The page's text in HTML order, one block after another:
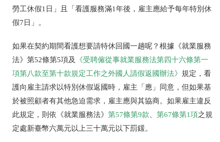
勞工休假1 日」且「看護服務滿1年後，雇主應給予每年特別休
假7 日」。
如果在契約期間看護想要請特休回國一趟呢？根據《就業服務
法》第52條第5項及
《受聘僱從事就業服務法第四十六條第一
項第八款至第十款規定工作之外國人請假返國辦法》 規定，看
護向雇主請求以特別休假返國時，雇主「應」同意，但如果基
於被照顧者有其他急迫需求，雇主應與其協商。如果雇主違反
此規定，則依《就業服務法》 第57條第9款、 第67條第1項之規
定處新臺幣六萬元以上三十萬元以下罰鍰。